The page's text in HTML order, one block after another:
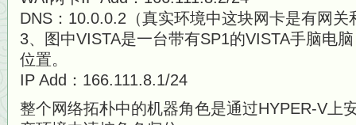
DNS：10.0.0.2（真实环境中这块网卡是有网关
3、图中VISTA是一台带有SP1的VISTA手脑电
位置。
IP Add：166.111.8.1/24
整个网络拓朴中的机器角色是通过HYPER-V上